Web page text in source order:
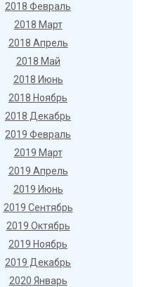
2018 Февраль
2018 Март
2018 Апрель
2018 Май
2018 Июнь
2018 Ноябрь
2018 Декабрь
2019 Февраль
2019 Март
2019 Апрель
2019 Июнь
2019 Сентябрь
2019 Октябрь
2019 Ноябрь
2019 Декабрь
2020 Январь